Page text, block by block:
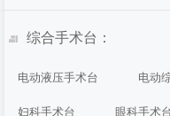
综合手术台：
电动液压手术台 电动
妇科手术台 眼科手术